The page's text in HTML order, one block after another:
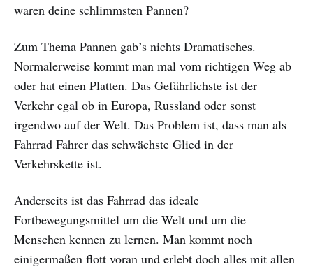
waren deine schlimmsten Pannen?
Zum Thema Pannen gab’s nichts Dramatisches.
Normalerweise kommt man mal vom richtigen Weg ab
oder hat einen Platten. Das Gefährlichste ist der
Verkehr egal ob in Europa, Russland oder sonst
irgendwo auf der Welt. Das Problem ist, dass man als
Fahrrad Fahrer das schwächste Glied in der
Verkehrskette ist.
Anderseits ist das Fahrrad das ideale
Fortbewegungsmittel um die Welt und um die
Menschen kennen zu lernen. Man kommt noch
einigermaßen flott voran und erlebt doch alles mit allen